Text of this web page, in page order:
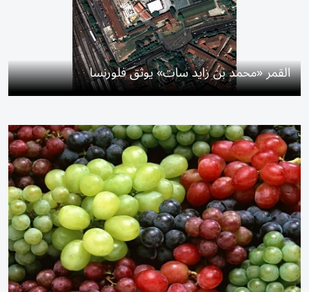
القمر «محمد بن زايد سات» يوثق فلورنسا